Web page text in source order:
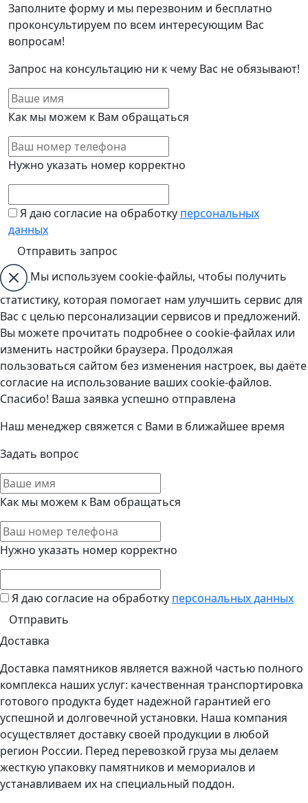
Заполните форму и мы перезвоним и бесплатно
проконсультируем по всем интересующим Вас
вопросам!
Запрос на консультацию ни к чему Вас не обязывают!
Как мы можем к Вам обращаться
Нужно указать номер корректно
Я даю согласие на обработку персональных
данных
Мы используем cookie-файлы, чтобы получить
статистику, которая помогает нам улучшить сервис для
Вас с целью персонализации сервисов и предложений.
Вы можете прочитать подробнее о cookie-файлах или
изменить настройки браузера. Продолжая
пользоваться сайтом без изменения настроек, вы даёте
согласие на использование ваших cookie-файлов.
Спасибо! Ваша заявка успешно отправлена
Наш менеджер свяжется с Вами в ближайшее время
Задать вопрос
Как мы можем к Вам обращаться
Нужно указать номер корректно
Я даю согласие на обработку персональных данных
Доставка
Доставка памятников является важной частью полного
комплекса наших услуг: качественная транспортировка
готового продукта будет надежной гарантией его
успешной и долговечной установки. Наша компания
осуществляет доставку своей продукции в любой
регион России. Перед перевозкой груза мы делаем
жесткую упаковку памятников и мемориалов и
устанавливаем их на специальный поддон.